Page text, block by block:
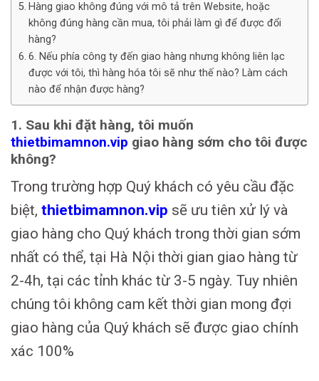
Hàng giao không đúng với mô tả trên Website, hoặc
không đúng hàng cần mua, tôi phải làm gì để được đổi
hàng?
6. Nếu phía công ty đến giao hàng nhưng không liên lạc
được với tôi, thì hàng hóa tôi sẽ như thế nào? Làm cách
nào để nhận được hàng?
1. Sau khi đặt hàng, tôi muốn
thietbimamnon.vip giao hàng sớm cho tôi được
không?
Trong trường hợp Quý khách có yêu cầu đặc
biệt, thietbimamnon.vip sẽ ưu tiên xử lý và
giao hàng cho Quý khách trong thời gian sớm
nhất có thể, tại Hà Nội thời gian giao hàng từ
2-4h, tại các tỉnh khác từ 3-5 ngày. Tuy nhiên
chúng tôi không cam kết thời gian mong đợi
giao hàng của Quý khách sẽ được giao chính
xác 100%